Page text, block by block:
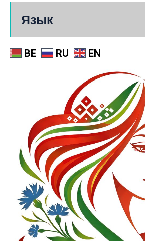
Язык
BE RU EN